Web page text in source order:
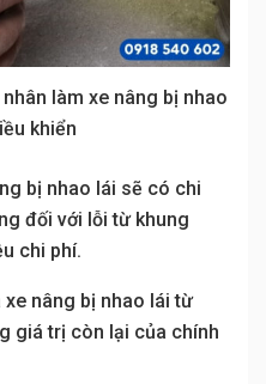
làm xe nâng bị nhao
khiển
bị nhao lái sẽ có chi
đối với lỗi từ khung
chi phí.
nâng bị nhao lái từ
giá trị còn lại của chính